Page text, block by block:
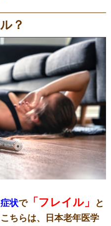
ル？
状で「フレイル」
と
ちらは、日本老年医学